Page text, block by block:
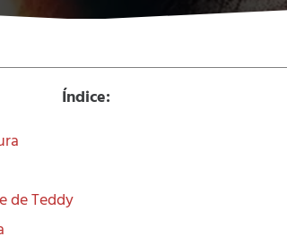
Índice:
de Teddy